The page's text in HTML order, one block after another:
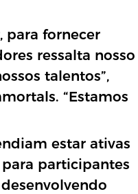
para fornecer
ressalta nosso
talentos”,
“Estamos
estar ativas
participantes